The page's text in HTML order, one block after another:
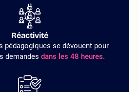
Réactivité
pédagogiques se dévouent pour
demandes dans les 48 heures.